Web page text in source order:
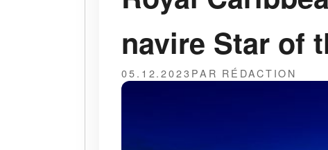
navire Star of
05.12.2023PAR RÉDACTION